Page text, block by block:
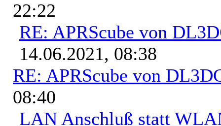
22:22
RE: APRScube von
14.06.2021, 08:38
RE: APRScube von
08:40
LAN Anschluß statt